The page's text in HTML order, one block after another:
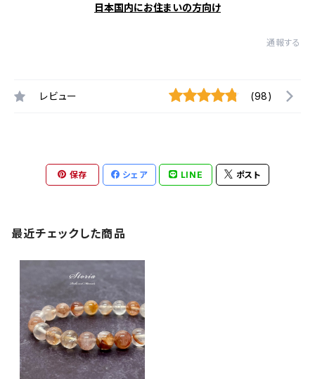
日本国内にお住まいの方向け
通報する
レビュー (98)
保存 シェア LINE ポスト
最近チェックした商品